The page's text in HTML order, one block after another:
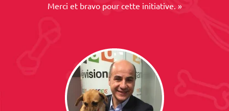
Merci et bravo pour cette initiative. »